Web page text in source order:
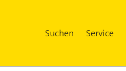
Suchen Service